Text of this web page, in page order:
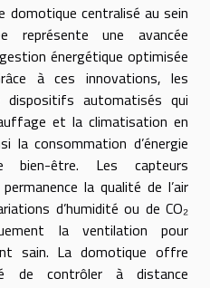
domotique centralisé au sein
représente une avancée
énergétique optimisée
à ces innovations, les
dispositifs automatisés qui
et la climatisation en
la consommation d’énergie
bien-être. Les capteurs
la qualité de l’air
d’humidité ou de CO₂
la ventilation pour
sain. La domotique offre
de contrôler à distance